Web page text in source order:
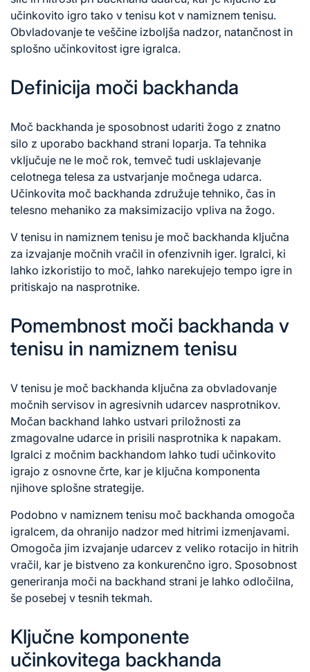
učinkovito igro tako v tenisu kot v namiznem tenisu.
Obvladovanje te veščine izboljša nadzor, natančnost in
splošno učinkovitost igre igralca.
Definicija moči backhanda
Moč backhanda je sposobnost udariti žogo z znatno
silo z uporabo backhand strani loparja. Ta tehnika
vključuje ne le moč rok, temveč tudi usklajevanje
celotnega telesa za ustvarjanje močnega udarca.
Učinkovita moč backhanda združuje tehniko, čas in
telesno mehaniko za maksimizacijo vpliva na žogo.
V tenisu in namiznem tenisu je moč backhanda ključna
za izvajanje močnih vračil in ofenzivnih iger. Igralci, ki
lahko izkoristijo to moč, lahko narekujejo tempo igre in
pritiskajo na nasprotnike.
Pomembnost moči backhanda v
tenisu in namiznem tenisu
V tenisu je moč backhanda ključna za obvladovanje
močnih servisov in agresivnih udarcev nasprotnikov.
Močan backhand lahko ustvari priložnosti za
zmagovalne udarce in prisili nasprotnika k napakam.
Igralci z močnim backhandom lahko tudi učinkovito
igrajo z osnovne črte, kar je ključna komponenta
njihove splošne strategije.
Podobno v namiznem tenisu moč backhanda omogoča
igralcem, da ohranijo nadzor med hitrimi izmenjavami.
Omogoča jim izvajanje udarcev z veliko rotacijo in hitrih
vračil, kar je bistveno za konkurenčno igro. Sposobnost
generiranja moči na backhand strani je lahko odločilna,
še posebej v tesnih tekmah.
Ključne komponente
učinkovitega backhanda